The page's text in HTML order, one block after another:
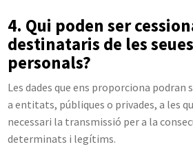
4. Qui poden ser
destinataris de les
personals?
Les dades que ens proporciona podran
a entitats, públiques o privades, a les
necessari la transmissió per a la
determinats i legítims.